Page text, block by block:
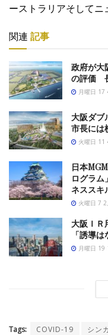
ーストラリアそしてニ
関連 記事
政府が大
の評価
月曜日 17
大阪ダブ
市長には
火曜日 11
日本
ログラ
ネススキ
火曜日 7
大阪Ｉ
「誘導は
月曜日 19
Tags: COVID-19 シン